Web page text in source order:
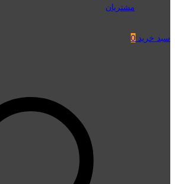
مشتریان
سبد خرید 0